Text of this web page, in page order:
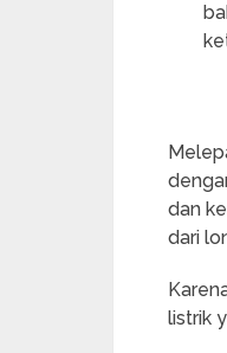
dan
dari
listrik